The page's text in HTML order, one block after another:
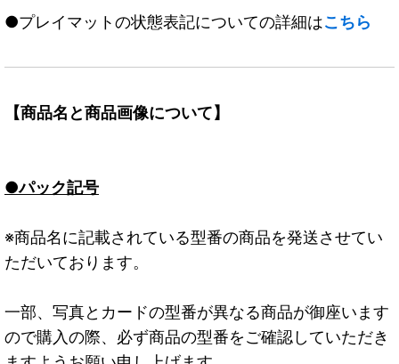
●プレイマットの状態表記についての詳細はこちら
【商品名と商品画像について】
●パック記号
※商品名に記載されている型番の商品を発送させてい
ただいております。
一部、写真とカードの型番が異なる商品が御座います
ので購入の際、必ず商品の型番をご確認していただき